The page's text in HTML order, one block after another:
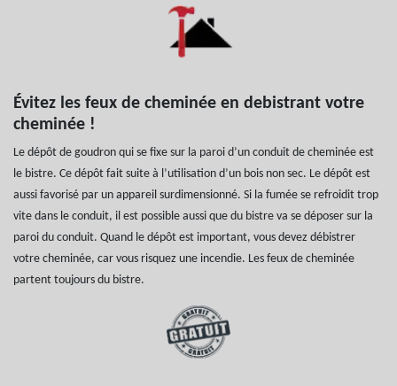
Évitez les feux de cheminée en debistrant votre
cheminée !
Le dépôt de goudron qui se fixe sur la paroi d’un conduit de cheminée est
le bistre. Ce dépôt fait suite à l’utilisation d’un bois non sec. Le dépôt est
aussi favorisé par un appareil surdimensionné. Si la fumée se refroidit trop
vite dans le conduit, il est possible aussi que du bistre va se déposer sur la
paroi du conduit. Quand le dépôt est important, vous devez débistrer
votre cheminée, car vous risquez une incendie. Les feux de cheminée
partent toujours du bistre.